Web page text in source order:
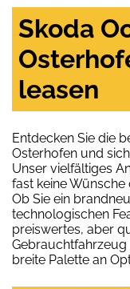
Skoda
leasen
Entdecken Sie die
Osterhofen und
Unser vielfältiges
fast keine Wünsche
Ob Sie ein
technologischen
preiswertes, aber
Gebrauchtfahrzeug
breite Palette an